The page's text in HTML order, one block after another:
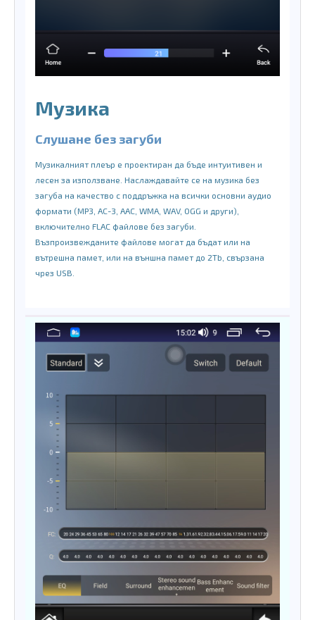
Музика
Слушане без загуби
Музикалният плеър е проектиран да бъде интуитивен и
лесен за използване. Наслаждавайте се на музика без
загуба на качество с поддръжка на всички основни аудио
формати (MP3, AC-3, AAC, WMA, WAV, OGG и други),
включително FLAC файлове без загуби.
Възпроизвежданите файлове могат да бъдат или на
вътрешна памет, или на външна памет до 2Tb, свързана
чрез USB.